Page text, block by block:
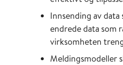
Innsending av
endrede data som
virksomheten
Meldingsmodeller